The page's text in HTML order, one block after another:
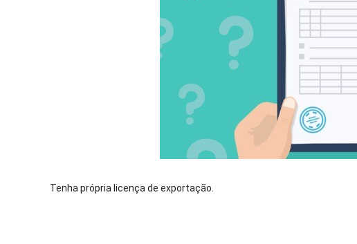
Tenha própria licença de exportação.